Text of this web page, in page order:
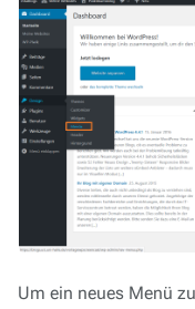
Um ein neues Menü